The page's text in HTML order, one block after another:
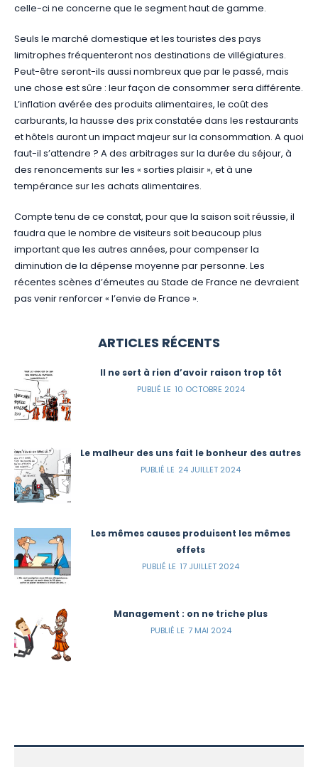
celle-ci ne concerne que le segment haut de gamme.
Seuls le marché domestique et les touristes des pays
limitrophes fréquenteront nos destinations de villégiatures.
Peut-être seront-ils aussi nombreux que par le passé, mais
une chose est sûre : leur façon de consommer sera différente.
L’inflation avérée des produits alimentaires, le coût des
carburants, la hausse des prix constatée dans les restaurants
et hôtels auront un impact majeur sur la consommation. A quoi
faut-il s’attendre ? A des arbitrages sur la durée du séjour, à
des renoncements sur les « sorties plaisir », et à une
tempérance sur les achats alimentaires.
Compte tenu de ce constat, pour que la saison soit réussie, il
faudra que le nombre de visiteurs soit beaucoup plus
important que les autres années, pour compenser la
diminution de la dépense moyenne par personne. Les
récentes scènes d’émeutes au Stade de France ne devraient
pas venir renforcer « l’envie de France ».
ARTICLES RÉCENTS
Il ne sert à rien d’avoir raison trop tôt
10 OCTOBRE 2024
Le malheur des uns fait le bonheur des autres
24 JUILLET 2024
Les mêmes causes produisent les mêmes
effets
17 JUILLET 2024
Management : on ne triche plus
7 MAI 2024